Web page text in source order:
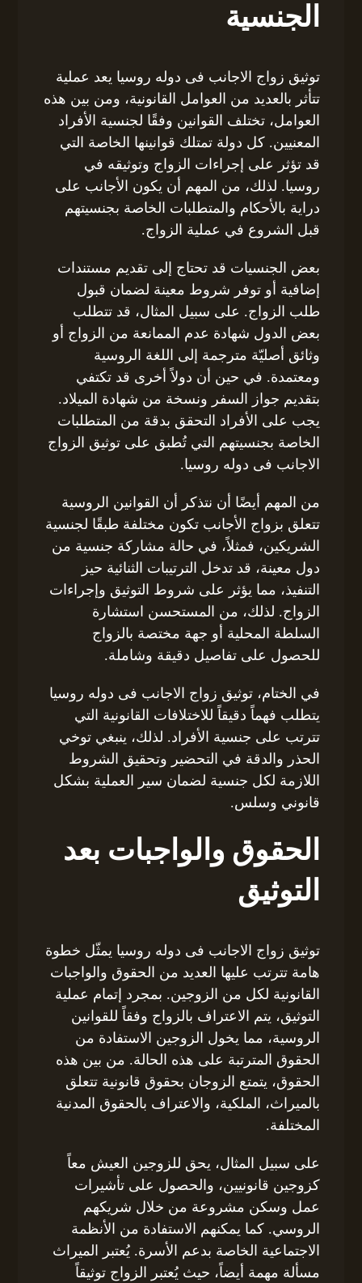
الجنسية
توثيق زواج الاجانب فى دوله روسيا يعد عملية
تتأثر بالعديد من العوامل القانونية، ومن بين هذه
العوامل، تختلف القوانين وفقًا لجنسية الأفراد
المعنيين. كل دولة تمتلك قوانينها الخاصة التي
قد تؤثر على إجراءات الزواج وتوثيقه في
روسيا. لذلك، من المهم أن يكون الأجانب على
دراية بالأحكام والمتطلبات الخاصة بجنسيتهم
قبل الشروع في عملية الزواج.
بعض الجنسيات قد تحتاج إلى تقديم مستندات
إضافية أو توفر شروط معينة لضمان قبول
طلب الزواج. على سبيل المثال، قد تتطلب
بعض الدول شهادة عدم الممانعة من الزواج أو
وثائق أصليّة مترجمة إلى اللغة الروسية
ومعتمدة. في حين أن دولاً أخرى قد تكتفي
بتقديم جواز السفر ونسخة من شهادة الميلاد.
يجب على الأفراد التحقق بدقة من المتطلبات
الخاصة بجنسيتهم التي تُطبق على توثيق الزواج
الاجانب فى دوله روسيا.
من المهم أيضًا أن نتذكر أن القوانين الروسية
تتعلق بزواج الأجانب تكون مختلفة طبقًا لجنسية
الشريكين، فمثلاً، في حالة مشاركة جنسية من
دول معينة، قد تدخل الترتيبات الثنائية حيز
التنفيذ، مما يؤثر على شروط التوثيق وإجراءات
الزواج. لذلك، من المستحسن استشارة
السلطة المحلية أو جهة مختصة بالزواج
للحصول على تفاصيل دقيقة وشاملة.
في الختام، توثيق زواج الاجانب فى دوله روسيا
يتطلب فهماً دقيقاً للاختلافات القانونية التي
تترتب على جنسية الأفراد. لذلك، ينبغي توخي
الحذر والدقة في التحضير وتحقيق الشروط
اللازمة لكل جنسية لضمان سير العملية بشكل
قانوني وسلس.
الحقوق والواجبات بعد
التوثيق
توثيق زواج الاجانب فى دوله روسيا يمثّل خطوة
هامة تترتب عليها العديد من الحقوق والواجبات
القانونية لكل من الزوجين. بمجرد إتمام عملية
التوثيق، يتم الاعتراف بالزواج وفقاً للقوانين
الروسية، مما يخول الزوجين الاستفادة من
الحقوق المترتبة على هذه الحالة. من بين هذه
الحقوق، يتمتع الزوجان بحقوق قانونية تتعلق
بالميراث، الملكية، والاعتراف بالحقوق المدنية
المختلفة.
على سبيل المثال، يحق للزوجين العيش معاً
كزوجين قانونيين، والحصول على تأشيرات
عمل وسكن مشروعة من خلال شريكهم
الروسي. كما يمكنهم الاستفادة من الأنظمة
الاجتماعية الخاصة بدعم الأسرة. يُعتبر الميراث
مسألة مهمة أيضاً، حيث يُعتبر الزواج توثيقاً